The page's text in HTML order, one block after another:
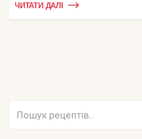
ЧИТАТИ ДАЛІ